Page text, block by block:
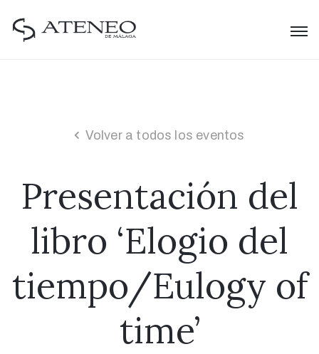
Volver a todos los eventos
Presentación del
libro ‘Elogio del
tiempo/Eulogy of
time’